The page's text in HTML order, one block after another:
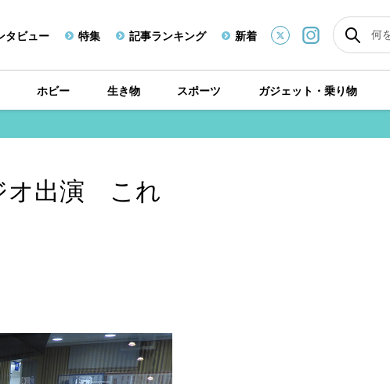
タビュー 特集 記事ランキング 新着
ホビー 生き物 スポーツ ガジェット・乗り物
オ出演 これ